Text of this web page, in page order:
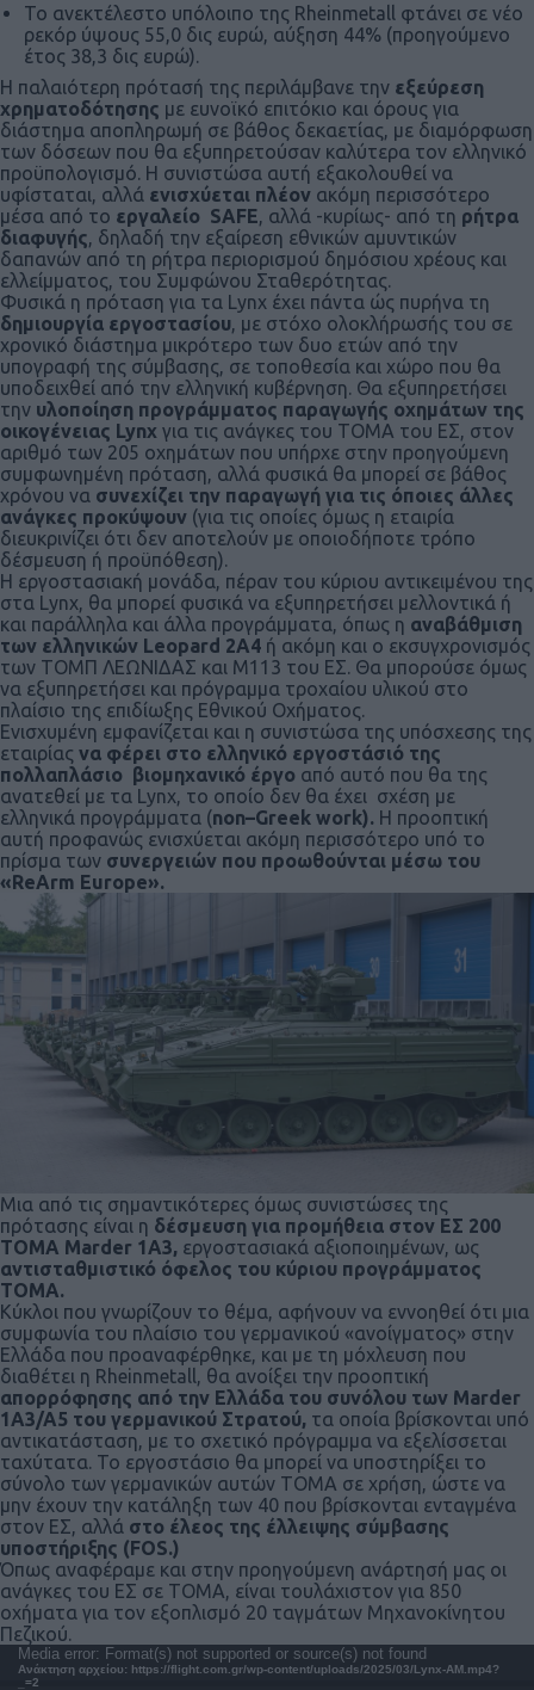
Το ανεκτέλεστο υπόλοιπο της Rheinmetall φτάνει σε νέο
ρεκόρ ύψους 55,0 δις ευρώ, αύξηση 44% (προηγούμενο
έτος 38,3 δις ευρώ).
Η παλαιότερη πρότασή της περιλάμβανε την εξεύρεση
χρηματοδότησης με ευνοϊκό επιτόκιο και όρους για
διάστημα αποπληρωμή σε βάθος δεκαετίας, με διαμόρφωση
των δόσεων που θα εξυπηρετούσαν καλύτερα τον ελληνικό
προϋπολογισμό. Η συνιστώσα αυτή εξακολουθεί να
υφίσταται, αλλά ενισχύεται πλέον ακόμη περισσότερο
μέσα από το εργαλείο SAFE, αλλά -κυρίως- από τη ρήτρα
διαφυγής, δηλαδή την εξαίρεση εθνικών αμυντικών
δαπανών από τη ρήτρα περιορισμού δημόσιου χρέους και
ελλείμματος, του Συμφώνου Σταθερότητας.
Φυσικά η πρόταση για τα Lynx έχει πάντα ώς πυρήνα τη
δημιουργία εργοστασίου, με στόχο ολοκλήρωσής του σε
χρονικό διάστημα μικρότερο των δυο ετών από την
υπογραφή της σύμβασης, σε τοποθεσία και χώρο που θα
υποδειχθεί από την ελληνική κυβέρνηση. Θα εξυπηρετήσει
την υλοποίηση προγράμματος παραγωγής οχημάτων της
οικογένειας Lynx για τις ανάγκες του ΤΟΜΑ του ΕΣ, στον
αριθμό των 205 οχημάτων που υπήρχε στην προηγούμενη
συμφωνημένη πρόταση, αλλά φυσικά θα μπορεί σε βάθος
χρόνου να συνεχίζει την παραγωγή για τις όποιες άλλες
ανάγκες προκύψουν (για τις οποίες όμως η εταιρία
διευκρινίζει ότι δεν αποτελούν με οποιοδήποτε τρόπο
δέσμευση ή προϋπόθεση).
Η εργοστασιακή μονάδα, πέραν του κύριου αντικειμένου της
στα Lynx, θα μπορεί φυσικά να εξυπηρετήσει μελλοντικά ή
και παράλληλα και άλλα προγράμματα, όπως η αναβάθμιση
των ελληνικών Leopard 2A4 ή ακόμη και ο εκσυγχρονισμός
των ΤΟΜΠ ΛΕΩΝΙΔΑΣ και Μ113 του ΕΣ. Θα μπορούσε όμως
να εξυπηρετήσει και πρόγραμμα τροχαίου υλικού στο
πλαίσιο της επιδίωξης Εθνικού Οχήματος.
Ενισχυμένη εμφανίζεται και η συνιστώσα της υπόσχεσης της
εταιρίας να φέρει στο ελληνικό εργοστάσιό της
πολλαπλάσιο βιομηχανικό έργο από αυτό που θα της
ανατεθεί με τα Lynx, το οποίο δεν θα έχει σχέση με
ελληνικά προγράμματα (non–Greek work). Η προοπτική
αυτή προφανώς ενισχύεται ακόμη περισσότερο υπό το
πρίσμα των συνεργειών που προωθούνται μέσω του
«ReArm Europe».
Μια από τις σημαντικότερες όμως συνιστώσες της
πρότασης είναι η δέσμευση για προμήθεια στον ΕΣ 200
ΤΟΜA Marder 1A3, εργοστασιακά αξιοποιημένων, ως
αντισταθμιστικό όφελος του κύριου προγράμματος
ΤΟΜΑ.
Κύκλοι που γνωρίζουν το θέμα, αφήνουν να εννοηθεί ότι μια
συμφωνία του πλαίσιο του γερμανικού «ανοίγματος» στην
Ελλάδα που προαναφέρθηκε, και με τη μόχλευση που
διαθέτει η Rheinmetall, θα ανοίξει την προοπτική
απορρόφησης από την Ελλάδα του συνόλου των Marder
1A3/A5 του γερμανικού Στρατού, τα οποία βρίσκονται υπό
αντικατάσταση, με το σχετικό πρόγραμμα να εξελίσσεται
ταχύτατα. Το εργοστάσιο θα μπορεί να υποστηρίξει το
σύνολο των γερμανικών αυτών TOMA σε χρήση, ώστε να
μην έχουν την κατάληξη των 40 που βρίσκονται ενταγμένα
στον ΕΣ, αλλά στο έλεος της έλλειψης σύμβασης
υποστήριξης (FOS.)
Όπως αναφέραμε και στην προηγούμενη ανάρτησή μας οι
ανάγκες του ΕΣ σε TOMA, είναι τουλάχιστον για 850
οχήματα για τον εξοπλισμό 20 ταγμάτων Μηχανοκίνητου
Πεζικού.
Πρόγραμμα
Αναπαραγωγής
Media error: Format(s) not supported or source(s) not found
Ανάκτηση αρχείου: https://flight.com.gr/wp-content/uploads/2025/03/Lynx-AM.mp4?
_=2